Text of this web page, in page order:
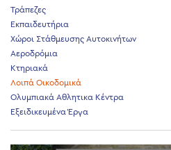
Τράπεζες
Εκπαιδευτήρια
Χώροι Στάθμευσης Αυτοκινήτων
Αεροδρόμια
Κτηριακά
Λοιπά Οικοδομικά
Ολυμπιακά Αθλητικα Κέντρα
Εξειδικευμένα Έργα